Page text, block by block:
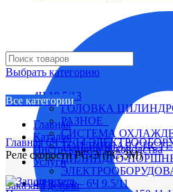
Выбрать категорию
4Ч 10,5/13
ГОЛОВКА
РАЗНОЕ
СИСТЕМА
ТОПЛИВНАЯ
ЦИЛИНДРО-
4Ч 8,5/11 – 6Ч 9.5/11
Все категории
Главная
Каталог
Инструкции и руководства
Услуги
Заказать детали
Главная6Ч 12/14
Реле скорости РС-Э (РС-3М)